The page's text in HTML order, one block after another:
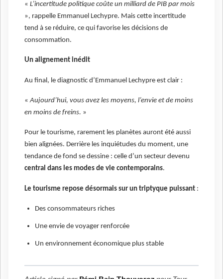
« L’incertitude politique coûte un milliard de PIB par mois
», rappelle Emmanuel Lechypre. Mais cette incertitude
tend à se réduire, ce qui favorise les décisions de
consommation.
Un alignement inédit
Au final, le diagnostic d’Emmanuel Lechypre est clair :
«Aujourd’hui, vous avez les moyens, l’envie et de moins
en moins de freins. »
Pour le tourisme, rarement les planètes auront été aussi
bien alignées. Derrière les inquiétudes du moment, une
tendance de fond se dessine : celle d’un secteur devenu
central dans les modes de vie contemporains.
Le tourisme repose désormais sur un triptyque puissant :
Des consommateurs riches
Une envie de voyager renforcée
Un environnement économique plus stable